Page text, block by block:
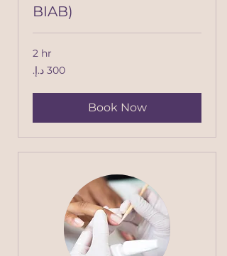
BIAB)
2 hr
300
درهم
Book Now